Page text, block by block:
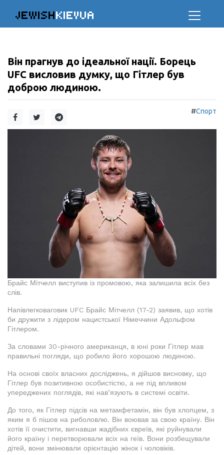
JEWISHKIEVUA
Він прагнув до ідеальної нації. Борець
UFC висловив думку, що Гітлер був
доброю людиною.
#Спорт
Брайс Мітчелл виступив із промовою, яка залишила всіх без
слів.
Напівлегковаговик UFC Брайс Мітчелл (17-2) заявив, що хотів
би дружити з лідером нацистської Німеччини Адольфом
Гітлером.
За словами 30-річного американця, в юні роки Гітлер мав
правильні погляди, що робило його хорошою людиною.
На основі своїх власних досліджень, я дійшов висновку, що
Гітлер був позитивною особистістю, а не під впливом
упереджених поглядів, які нав’язують в системі освіти.
До того, як Гітлер підсів на метамфетамін, він був хлопцем, з
яким я б пішов на риболовлю. Він воював за свою країну. Він
хотів її очистити, вигнавши жадібних євреїв, які руйнували
його країну і перетворювали всіх на геїв. Вони розбещували
дітей, вони змінювали орієнтацію жінок і чоловіків.